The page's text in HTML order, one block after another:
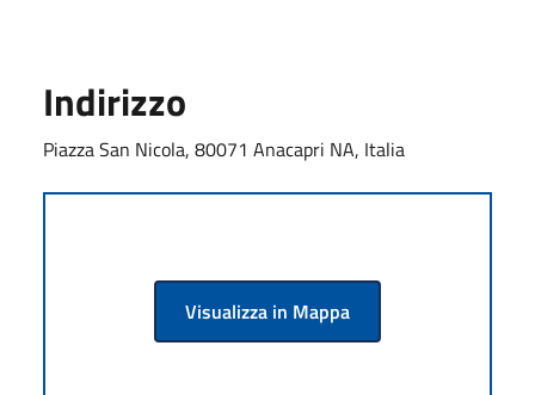
Indirizzo
Piazza San Nicola, 80071 Anacapri NA, Italia
Visualizza in Mappa